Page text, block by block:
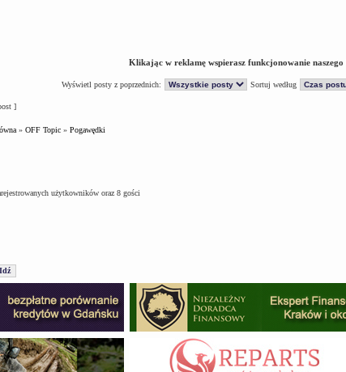
Klikając w reklamę wspierasz funkcjonowanie
Wyświetl posty z poprzednich:
Sortuj według
]
» OFF Topic» Pogawędki
użytkowników oraz 8 gości